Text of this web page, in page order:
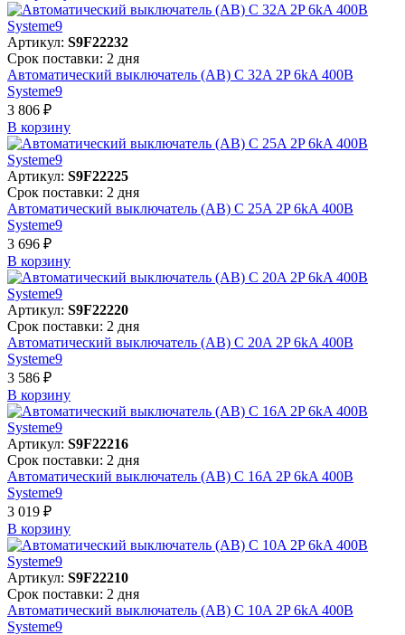
Артикул: S9F22232
Срок поставки: 2 дня
Автоматический выключатель (АВ) C 32A 2P 6kA 400В
Systeme9
3 806 ₽
В корзинy
Артикул: S9F22225
Срок поставки: 2 дня
Автоматический выключатель (АВ) C 25A 2P 6kA 400В
Systeme9
3 696 ₽
В корзинy
Артикул: S9F22220
Срок поставки: 2 дня
Автоматический выключатель (АВ) C 20A 2P 6kA 400В
Systeme9
3 586 ₽
В корзинy
Артикул: S9F22216
Срок поставки: 2 дня
Автоматический выключатель (АВ) C 16A 2P 6kA 400В
Systeme9
3 019 ₽
В корзинy
Артикул: S9F22210
Срок поставки: 2 дня
Автоматический выключатель (АВ) C 10A 2P 6kA 400В
Systeme9